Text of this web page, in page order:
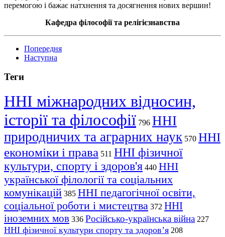
перемогою і бажає натхнення та досягнення нових вершин!
Кафедра філософії та релігієзнавства
Попередня
Наступна
Теги
ННІ міжнародних відносин,
історії та філософії 796 ННІ
природничих та аграрних наук 570 ННІ
економіки і права 511 ННІ фізичної
культури, спорту і здоров'я 440 ННІ
української філології та соціальних
комунікацій 385 ННІ педагогічної освіти,
соціальної роботи і мистецтва 372 ННІ
іноземних мов 336 Російсько-українська війна 227
ННІ фізичної культури спорту та здоров’я 208